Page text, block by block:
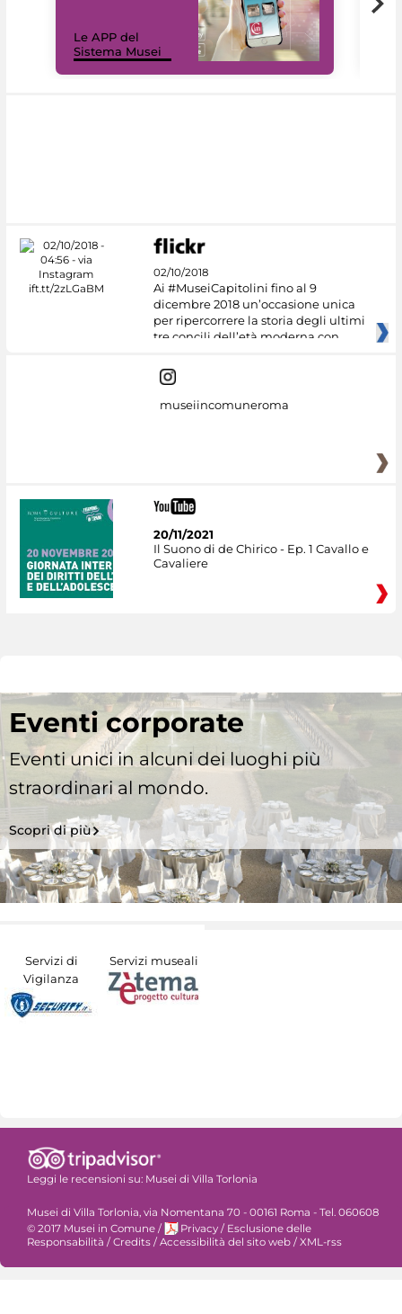
Le APP del
Sistema Musei
02/10/2018
Ai #MuseiCapitolini fino al 9
dicembre 2018 un’occasione unica
per ripercorrere la storia degli ultimi
tre concili dell’età moderna con
museiincomuneroma
20/11/2021
Il Suono di de Chirico - Ep. 1 Cavallo e
Cavaliere
Eventi corporate
Eventi unici in alcuni dei luoghi più
straordinari al mondo.
Scopri di più
Servizi di
Vigilanza
Servizi museali
Leggi le recensioni su: Musei di Villa Torlonia
Musei di Villa Torlonia, via Nomentana 70 - 00161 Roma - Tel. 060608
© 2017 Musei in Comune / Privacy / Esclusione delle
Responsabilità / Credits / Accessibilità del sito web / XML-rss